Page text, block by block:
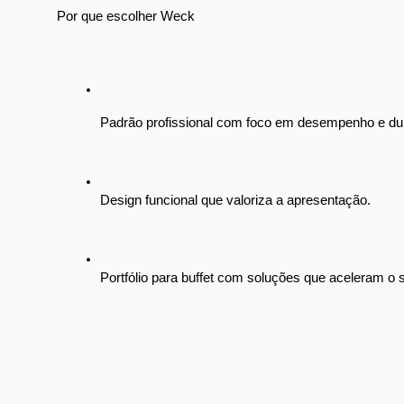
Por que escolher Weck
Padrão profissional com foco em desempenho e
Design funcional que valoriza a apresentação.
Portfólio para buffet com soluções que aceleram o